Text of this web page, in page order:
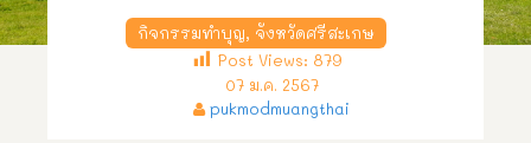
กิจกรรมทำบุญ, จังหวัดศรีสะเกษ
Post Views: 879
07 ม.ค. 2567
pukmodmuangthai